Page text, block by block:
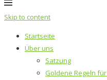
Skip to content
Startseite
Über uns
Satzung
Goldene Regeln